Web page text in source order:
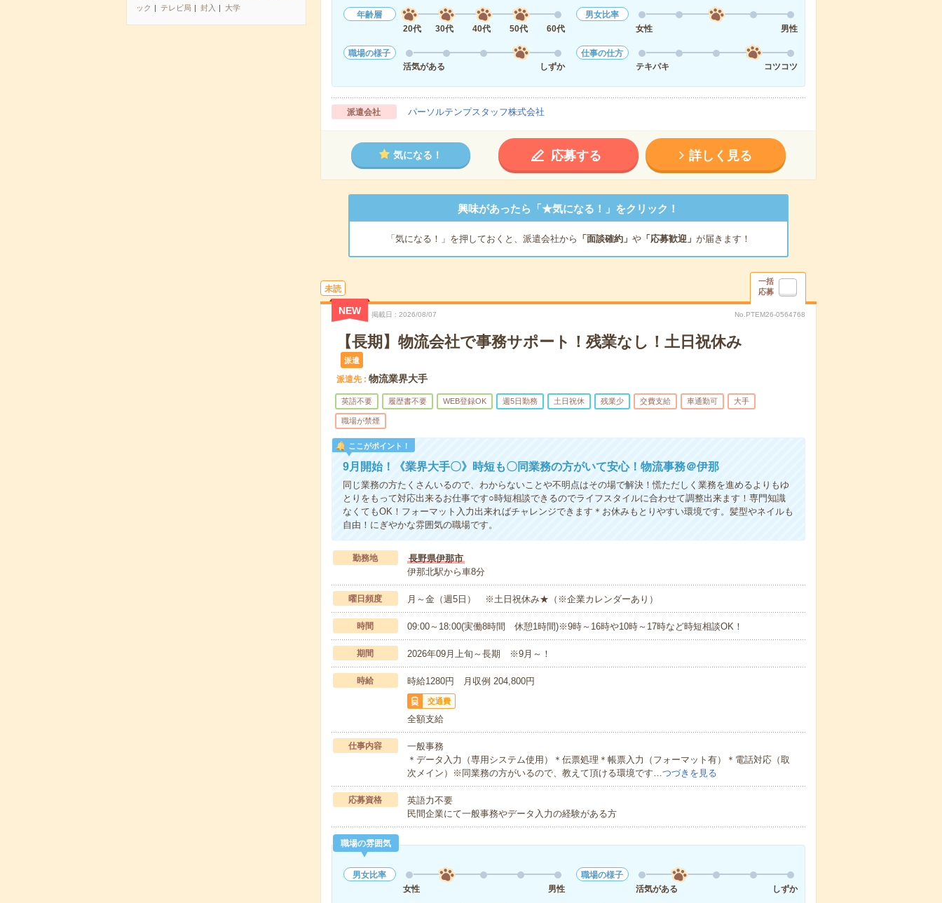
ック
テレビ局 封入 大学
年齢層
20代
30代 40代 50代 60代
男女比率
女性
男性
職場の様子
活気がある
しずか
仕事の仕方
テキパキ
コツコツ
派遣会社 パーソルテンプスタッフ株式会社
気になる！ 応募する 詳しく見る
興味があったら「★気になる！」をクリック！
「気になる！」を押しておくと、派遣会社から 「面談確約」 や「応募歓迎」 が届きます！
未読
一括
応募
NEW 掲載日 2026/08/07 No.PTEM26-0564768
【長期】物流会社で事務サポート！残業なし！土日祝休み
派遣
派遣先 物流業界大手
英語不要 履歴書不要 WEB登録OK 週5日勤務 土日祝休 残業少 交費支給 車通勤可 大手
職場が禁煙
ここがポイント！
9月開始！《業界大手〇》時短も〇同業務の方がいて安心！物流事務＠伊那
同じ業務の方たくさんいるので、わからないことや不明点はその場で解決！慌ただしく業務を進めるよりもゆ
とりをもって対応出来るお仕事です○時短相談できるのでライフスタイルに合わせて調整出来ます！専門知識
なくてもOK！フォーマット入力出来ればチャレンジできます＊お休みもとりやすい環境です。髪型やネイルも
自由！にぎやかな雰囲気の職場です。
勤務地
長野県伊那市
伊那北駅から車8分
曜日頻度 月～金（週5日） ※土日祝休み★（※企業カレンダーあり）
時間 09:00～18:00(実働8時間 休憩1時間)※9時～16時や10時～17時など時短相談OK！
期間 2026年09月上旬～長期 ※9月～！
時給 時給1280円 月収例 204,800円
交通費
全額支給
仕事内容
一般事務
＊データ入力（専用システム使用）＊伝票処理＊帳票入力（フォーマット有）＊電話対応（取
次メイン）※同業務の方がいるので、教えて頂ける環境です…つづきを見る
応募資格
英語力不要
民間企業にて一般事務やデータ入力の経験がある方
職場の雰囲気
男女比率
女性
男性
職場の様子
活気がある
しずか